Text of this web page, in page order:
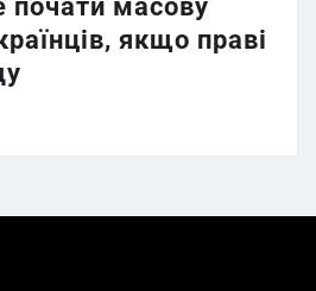
масову
якщо праві